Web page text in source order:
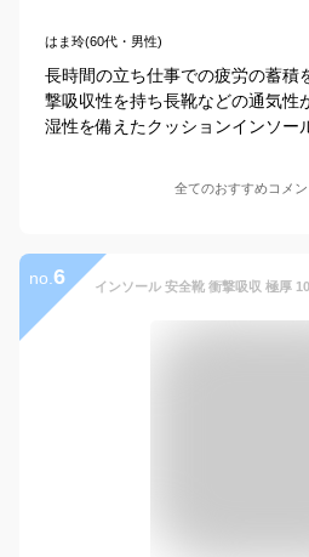
はま玲(60代・男性)
長時間の立ち仕事での疲労の蓄積
撃吸収性を持ち長靴などの通気性
湿性を備えたクッションインソー
全てのおすすめコメン
no. 6